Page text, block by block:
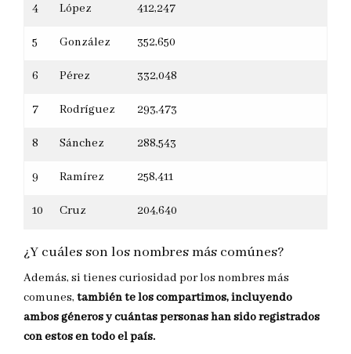
4 López 412,247
5 González 352,650
6 Pérez 332,048
7 Rodríguez 293,473
8 Sánchez 288,543
9 Ramírez 258,411
10 Cruz 204,640
¿Y cuáles son los nombres más comúnes?
Además, si tienes curiosidad por los nombres más
comunes, también te los compartimos, incluyendo
ambos géneros y cuántas personas han sido registrados
con estos en todo el país.